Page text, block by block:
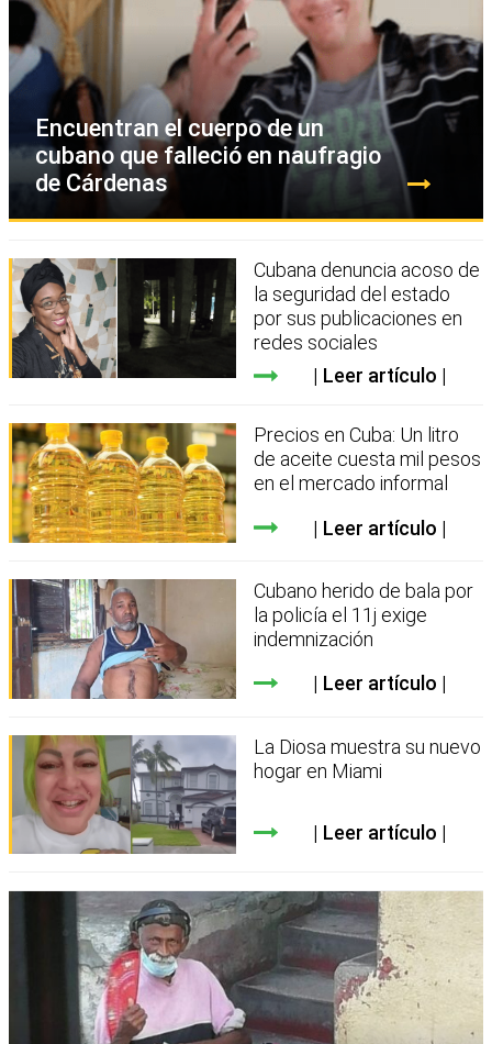
Encuentran el cuerpo de un
cubano que falleció en naufragio
de Cárdenas
Cubana denuncia acoso de
la seguridad del estado
por sus publicaciones en
redes sociales
Leer artículo
Precios en Cuba: Un litro
de aceite cuesta mil pesos
en el mercado informal
Leer artículo
Cubano herido de bala por
la policía el 11j exige
indemnización
Leer artículo
La Diosa muestra su nuevo
hogar en Miami
Leer artículo